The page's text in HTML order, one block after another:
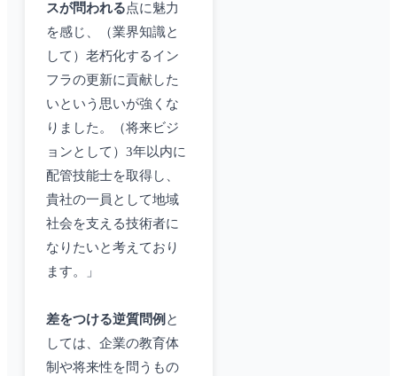
スが問われる点に魅力
を感じ、（業界知識と
して）老朽化するイン
フラの更新に貢献した
いという思いが強くな
りました。（将来ビジ
ョンとして）3年以内に
配管技能士を取得し、
貴社の一員として地域
社会を支える技術者に
なりたいと考えており
ます。」
差をつける逆質問例 と
しては、企業の教育体
制や将来性を問うもの